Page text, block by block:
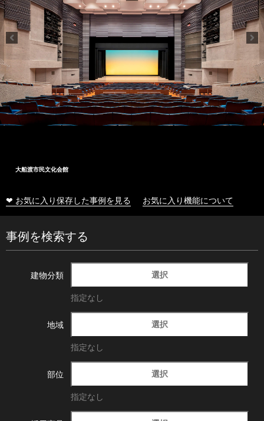
大船渡市民文化会館
❤ お気に入り保存した事例を見る お気に入り機能について
事例を検索する
建物分類 選択
指定なし
地域 選択
指定なし
部位 選択
指定なし